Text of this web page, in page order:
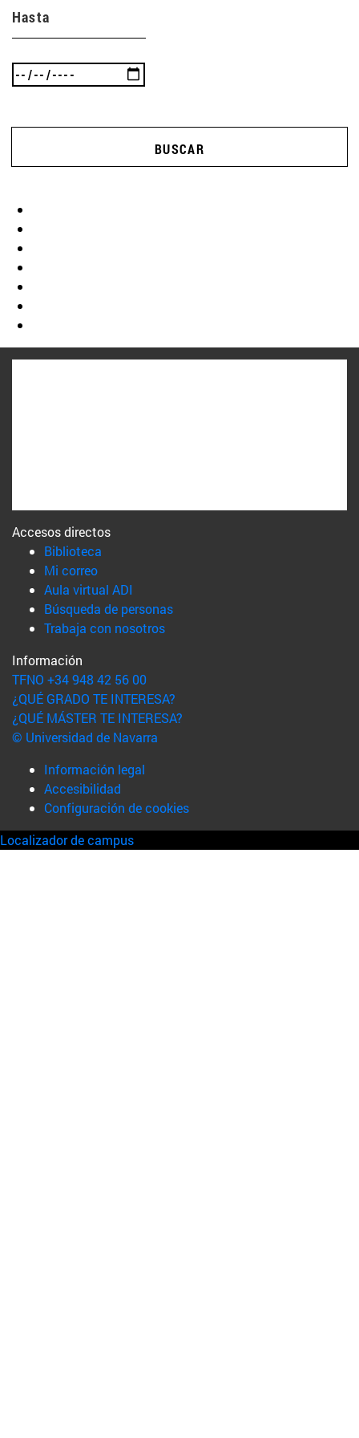
Hasta
BUSCAR
Accesos directos
Biblioteca
Mi correo(abre en nueva ventana)
Aula virtual ADI
Búsqueda de personas(abre en nueva ventana)
Trabaja con nosotros(abre en nueva ventana)
Información
TFNO +34 948 42 56 00
¿QUÉ GRADO TE INTERESA?
¿QUÉ MÁSTER TE INTERESA?
© Universidad de Navarra
Información legal
Accesibilidad
Configuración de cookies
Localizador de campus